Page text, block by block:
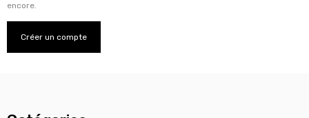
encore.
Créer un compte